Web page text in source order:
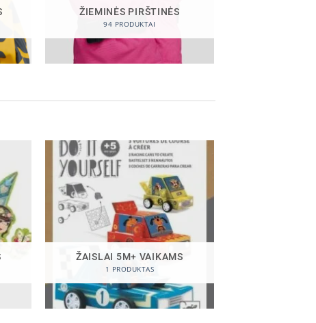
ŽIEMINĖS PIRŠTINĖS
94 PRODUKTAI
ŽAISLAI 5M+ VAIKAMS
1 PRODUKTAS